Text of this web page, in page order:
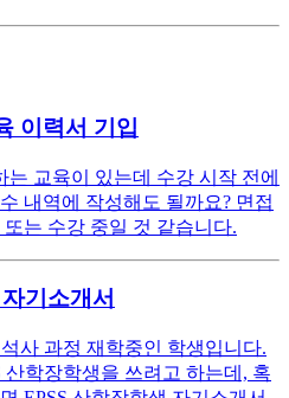
이력서 기입
는 교육이 있는데 수강 시작 전에
내역에 작성해도 될까요? 면접
는 수강 중일 것 같습니다.
기소개서
사 과정 재학중인 학생입니다.
산학장학생을 쓰려고 하는데, 혹